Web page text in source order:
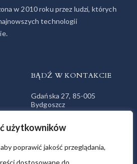
użytkowników
poprawić jakość przeglądania,
dostosowane do
w 2010 roku przez ludzi, których
technologii
BĄDŹ W KONTAKCIE
Gdańska 27, 85-005
Bydgoszcz
+48 52 32 11 757